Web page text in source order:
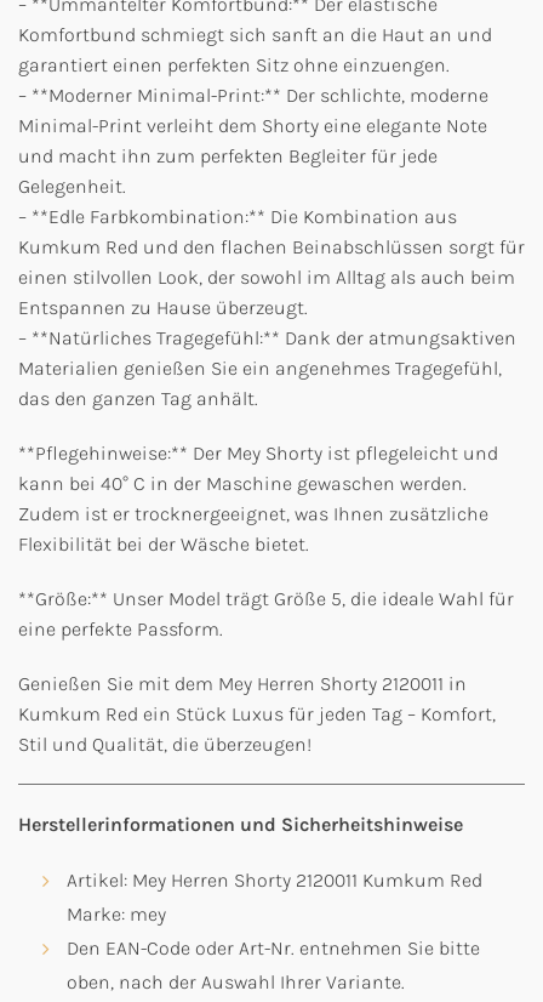
Komfortbund schmiegt sich sanft an die Haut an und
garantiert einen perfekten Sitz ohne einzuengen.
– **Moderner Minimal-Print:** Der schlichte, moderne
Minimal-Print verleiht dem Shorty eine elegante Note
und macht ihn zum perfekten Begleiter für jede
Gelegenheit.
– **Edle Farbkombination:** Die Kombination aus
Kumkum Red und den flachen Beinabschlüssen sorgt für
einen stilvollen Look, der sowohl im Alltag als auch beim
Entspannen zu Hause überzeugt.
– **Natürliches Tragegefühl:** Dank der atmungsaktiven
Materialien genießen Sie ein angenehmes Tragegefühl,
das den ganzen Tag anhält.
**Pflegehinweise:** Der Mey Shorty ist pflegeleicht und
kann bei 40° C in der Maschine gewaschen werden.
Zudem ist er trocknergeeignet, was Ihnen zusätzliche
Flexibilität bei der Wäsche bietet.
**Größe:** Unser Model trägt Größe 5, die ideale Wahl für
eine perfekte Passform.
Genießen Sie mit dem Mey Herren Shorty 2120011 in
Kumkum Red ein Stück Luxus für jeden Tag – Komfort,
Stil und Qualität, die überzeugen!
Herstellerinformationen und Sicherheitshinweise
Artikel: Mey Herren Shorty 2120011 Kumkum Red
Marke: mey
Den EAN-Code oder Art-Nr. entnehmen Sie bitte
oben, nach der Auswahl Ihrer Variante.